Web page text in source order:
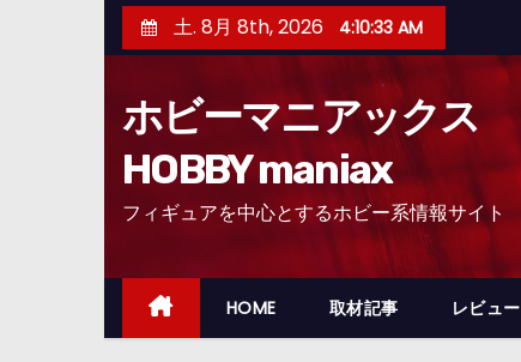
ン
ッ
土. 8月 8th, 2026 4:10:34 AM
ホビーマニアックス
HOBBY maniax
フィギュアを中心とするホビー系情報サイト
HOME 取材記事 レビュー